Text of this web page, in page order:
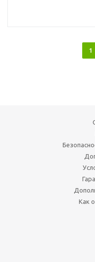
1
Как